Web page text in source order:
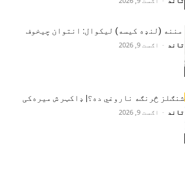
مننه (لنډه کیسه) لیکوال: انتوان چیخوف
تاند - اګست 9, 2026
شنګلز څرنګه ناروغي ده؟| ډاکټر ش میره‌کی
تاند - اګست 9, 2026